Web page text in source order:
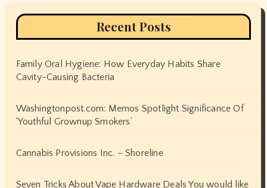
Recent Posts
Family Oral Hygiene: How Everyday Habits Share
Cavity-Causing Bacteria
Washingtonpost.com: Memos Spotlight Significance Of
‘Youthful Grownup Smokers’
Cannabis Provisions Inc. – Shoreline
Seven Tricks About Vape Hardware Deals You would like